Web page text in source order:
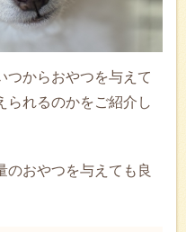
つからおやつを与えて
られるのかをご紹介し
のおやつを与えても良